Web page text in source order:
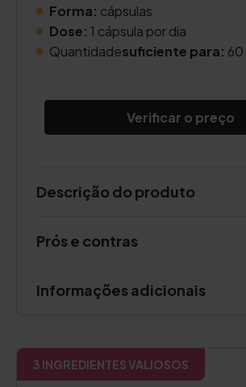
Forma: cápsulas
Dose: 1 cápsula por dia
Quantidadesuficiente para: 60
Verificar o preço
Descrição do produto
Prós e contras
Informações adicionais
3 INGREDIENTES VALIOSOS